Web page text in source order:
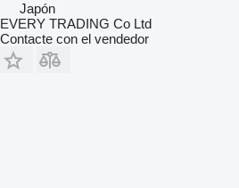
Japón
EVERY TRADING Co Ltd
Contacte con el vendedor